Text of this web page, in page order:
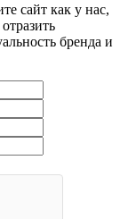
сайт как у нас,
бренда и